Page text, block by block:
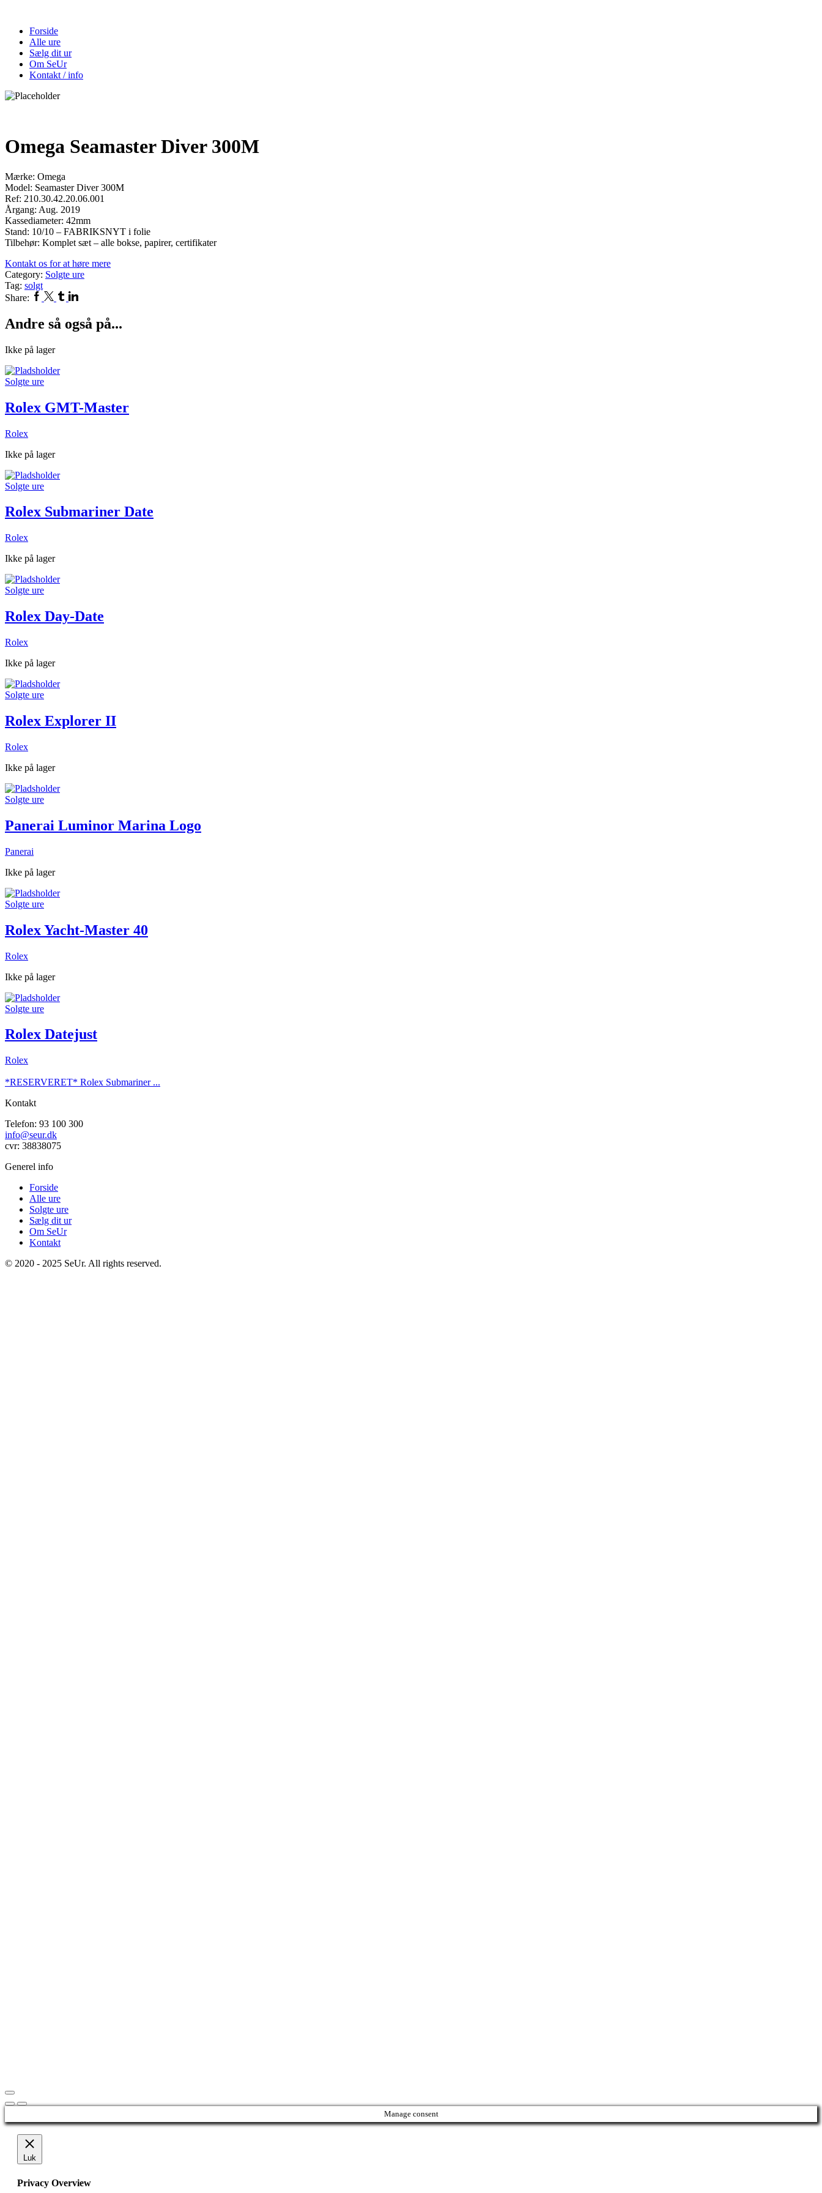
Forside
Alle ure
Sælg dit ur
Om SeUr
Kontakt / info
Omega Seamaster Diver 300M
Mærke: Omega
Model: Seamaster Diver 300M
Ref: 210.30.42.20.06.001
Årgang: Aug. 2019
Kassediameter: 42mm
Stand: 10/10 – FABRIKSNYT i folie
Tilbehør: Komplet sæt – alle bokse, papirer, certifikater
Kontakt os for at høre mere
Category: Solgte ure
Tag: solgt
Share: Facebook
Twitter
TumblrLinkedin
Andre så også på...
Ikke på lager
Solgte ure
Rolex GMT-Master
Rolex
Ikke på lager
Solgte ure
Rolex Submariner Date
Rolex
Ikke på lager
Solgte ure
Rolex Day-Date
Rolex
Ikke på lager
Solgte ure
Rolex Explorer II
Rolex
Ikke på lager
Solgte ure
Panerai Luminor Marina Logo
Panerai
Ikke på lager
Solgte ure
Rolex Yacht-Master 40
Rolex
Ikke på lager
Solgte ure
Rolex Datejust
Rolex
*RESERVERET* Rolex Submariner ...
Kontakt
Telefon: 93 100 300
info@seur.dk
cvr: 38838075
Generel info
Forside
Alle ure
Solgte ure
Sælg dit ur
Om SeUr
Kontakt
© 2020 - 2025 SeUr. All rights reserved.
Manage consent
Luk
Privacy Overview